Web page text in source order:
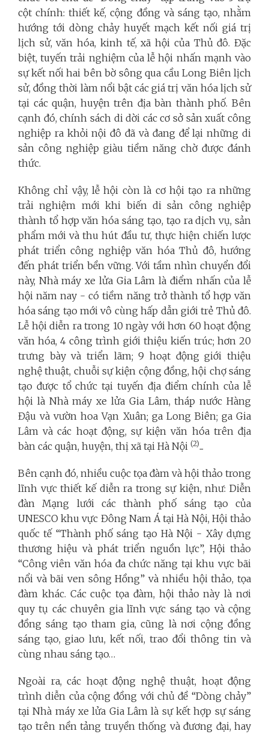
cột chính: thiết kế, cộng đồng và sáng tạo, nhằm
hướng tới dòng chảy huyết mạch kết nối giá trị
lịch sử, văn hóa, kinh tế, xã hội của Thủ đô. Đặc
biệt, tuyến trải nghiệm của lễ hội nhấn mạnh vào
sự kết nối hai bên bờ sông qua cầu Long Biên lịch
sử, đồng thời làm nổi bật các giá trị văn hóa lịch sử
tại các quận, huyện trên địa bàn thành phố. Bên
cạnh đó, chính sách di dời các cơ sở sản xuất công
nghiệp ra khỏi nội đô đã và đang để lại những di
sản công nghiệp giàu tiềm năng chờ được đánh
thức.
Không chỉ vậy, lễ hội còn là cơ hội tạo ra những
trải nghiệm mới khi biến di sản công nghiệp
thành tổ hợp văn hóa sáng tạo, tạo ra dịch vụ, sản
phẩm mới và thu hút đầu tư, thực hiện chiến lược
phát triển công nghiệp văn hóa Thủ đô, hướng
đến phát triển bền vững. Với tầm nhìn chuyển đổi
này, Nhà máy xe lửa Gia Lâm là điểm nhấn của lễ
hội năm nay - có tiềm năng trở thành tổ hợp văn
hóa sáng tạo mới vô cùng hấp dẫn giới trẻ Thủ đô.
Lễ hội diễn ra trong 10 ngày với hơn 60 hoạt động
văn hóa, 4 công trình giới thiệu kiến trúc; hơn 20
trưng bày và triển lãm; 9 hoạt động giới thiệu
nghệ thuật, chuỗi sự kiện cộng đồng, hội chợ sáng
tạo được tổ chức tại tuyến địa điểm chính của lễ
hội là Nhà máy xe lửa Gia Lâm, tháp nước Hàng
Đậu và vườn hoa Vạn Xuân; ga Long Biên; ga Gia
Lâm và các hoạt động, sự kiện văn hóa trên địa
bàn các quận, huyện, thị xã tại Hà Nội (2)...
Bên cạnh đó, nhiều cuộc tọa đàm và hội thảo trong
lĩnh vực thiết kế diễn ra trong sự kiện, như: Diễn
đàn Mạng lưới các thành phố sáng tạo của
UNESCO khu vực Đông Nam Á tại Hà Nội, Hội thảo
quốc tế “Thành phố sáng tạo Hà Nội - Xây dựng
thương hiệu và phát triển nguồn lực”, Hội thảo
“Công viên văn hóa đa chức năng tại khu vực bãi
nổi và bãi ven sông Hồng” và nhiều hội thảo, tọa
đàm khác. Các cuộc tọa đàm, hội thảo này là nơi
quy tụ các chuyên gia lĩnh vực sáng tạo và cộng
đồng sáng tạo tham gia, cũng là nơi cộng đồng
sáng tạo, giao lưu, kết nối, trao đổi thông tin và
cùng nhau sáng tạo…
Ngoài ra, các hoạt động nghệ thuật, hoạt động
trình diễn của cộng đồng với chủ đề “Dòng chảy”
tại Nhà máy xe lửa Gia Lâm là sự kết hợp sự sáng
tạo trên nền tảng truyền thống và đương đại, hay